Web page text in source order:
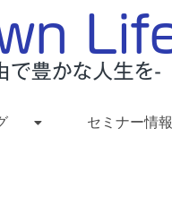
セミナー情報